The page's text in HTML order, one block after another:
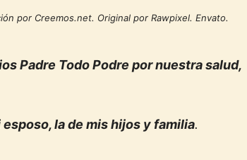
por Creemos.net. Original por Rawpixel. Envato.
Padre Todo Podre por nuestra salud,
esposo, la de mis hijos y familia.